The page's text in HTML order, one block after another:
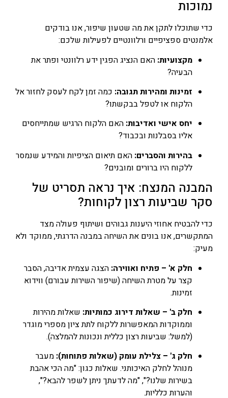
נמוכות
כדי שתוכלו לתקן את מה שטעון שיפור, אנו בודקים
אלמנטים ספציפיים ורלוונטיים לפעילות שלכם:
מקצועיות: האם הנציג הפגין ידע רלוונטי ופתר את
הבעיה?
זמינות ומהירות תגובה: כמה זמן לקח לעסק לחזור אל
הלקוח או לטפל בבקשתו?
יחס אישי ואדיבות: האם הלקוח הרגיש שמתייחסים
אליו בסבלנות ובכבוד?
בהירות והסברים: האם תיאום הציפיות והמידע שנמסר
ללקוח היו ברורים ומובנים?
המבנה המנצח: איך נראה תסריט של
סקר שביעות רצון לקוחות?
כדי להבטיח אחוזי היענות גבוהים ושיתוף פעולה מצד
המתקשרים, אנו בונים את השיחה במבנה הדרגתי, ממוקד ולא
מעיק:
חלק א' – פתיח ואווירה: הצגה עצמית אדיבה, הסבר
קצר על מטרת השיחה (שיפור השירות עבורם) ווידוא
זמינות.
חלק ב' – שאלות דירוג כמותיות: שאלות מהירות
וממוקדות המאפשרות ללקוח לתת ציון מספרי מוגדר
(למשל: שביעות רצון כללית ונכונות להמלצה).
חלק ג' – צלילת עומק (שאלות פתוחות): מעבר
מנוהל לחלק האיכותני. שאלות כגון: "מה הכי אהבת
בשירות שלנו?", "מה לדעתך ניתן לשפר להבא?",
והערות כלליות.